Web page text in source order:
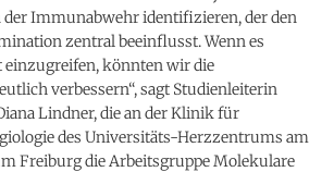
Immunabwehr identifizieren, der den
zentral beeinflusst. Wenn es
einzugreifen, könnten wir die
verbessern“, sagt Studienleiterin
Lindner, die an der Klinik für
des Universitäts-Herzzentrums am
Freiburg die Arbeitsgruppe Molekulare